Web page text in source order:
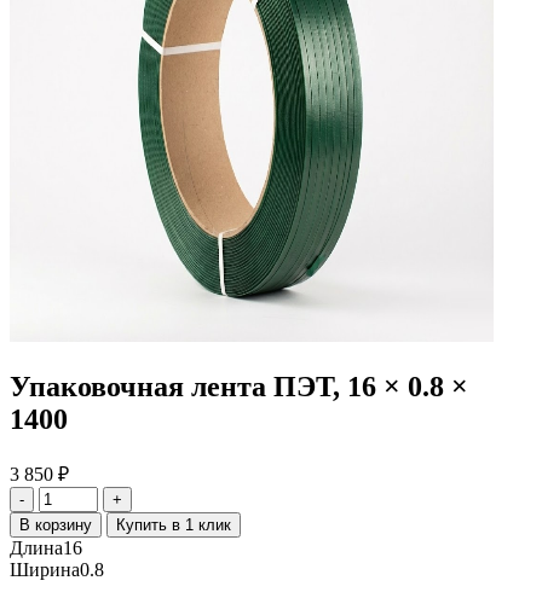
Упаковочная лента ПЭТ, 16 × 0.8 ×
1400
3 850 ₽
-
+
В корзину
Купить в 1 клик
Длина16
Ширина0.8